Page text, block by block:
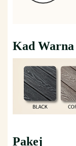
Kad
Pakej